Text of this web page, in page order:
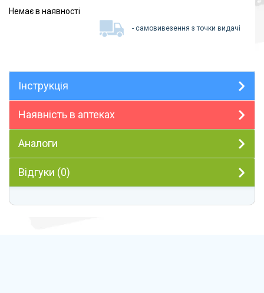
Немає в наявності
- самовивезення з точки видачі
Інструкція
Наявність в аптеках
Аналоги
Відгуки (0)